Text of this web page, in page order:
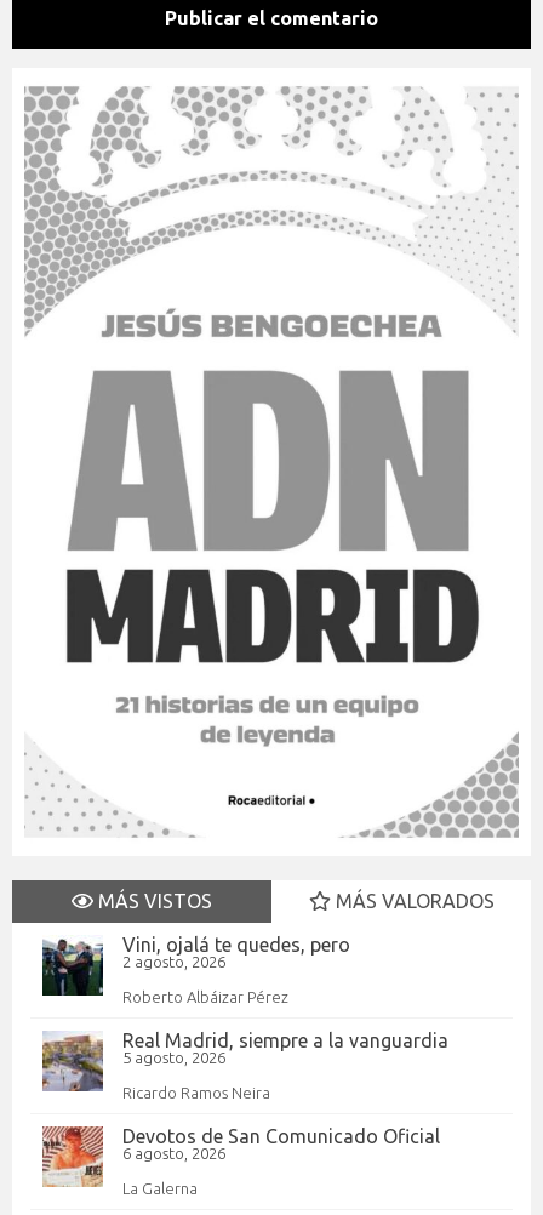
MÁS VISTOS
MÁS VALORADOS
Vini, ojalá te quedes, pero
2 agosto, 2026
Roberto Albáizar Pérez
Real Madrid, siempre a la vanguardia
5 agosto, 2026
Ricardo Ramos Neira
Devotos de San Comunicado Oficial
6 agosto, 2026
La Galerna